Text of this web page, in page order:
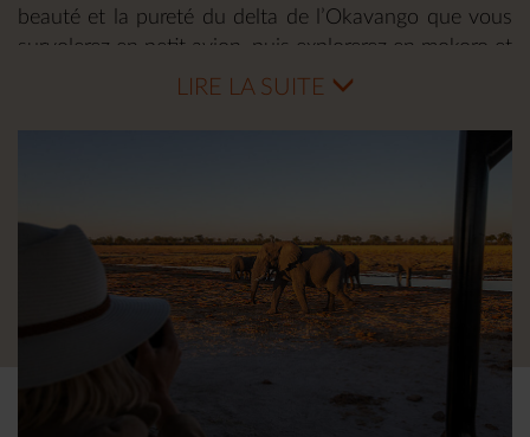
beauté et la pureté du delta de l’Okavango que vous
survolerez en petit avion, puis explorerez en mokoro et
assurées et souvenirs gravés ; ce combiné Botswana -
LIRE LA SUITE